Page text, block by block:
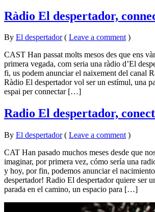
Ràdio El despertador,
By El despertador on
29
2016
•
( Leave a comment)
CAST Han passat molts mesos des que ens
primera vegada, com seria una ràdio d’El
fi, us podem anunciar el naixement del canal
Ràdio El despertador vol ser un estímul, una
espai per connectar […]
Radio El despertador,
By El despertador on
29
2015
•
( Leave a comment )
CAT Han pasado muchos meses desde que
imaginar, por primera vez, cómo sería una
y hoy, por fin, podemos anunciar el
despertador! Radio El despertador quiere ser
parada en el camino, un espacio para […]